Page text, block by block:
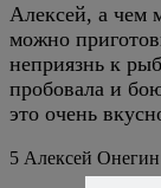
Алексей, а чем
можно
неприязнь к
пробовала и
это очень
5 Алексей Онегин